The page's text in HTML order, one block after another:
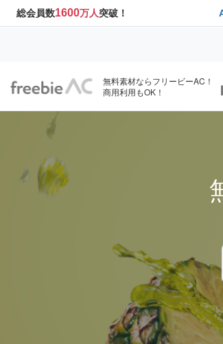
総会員数1600万人突破！
無料素材ならフリービーAC！
商用利用もOK！